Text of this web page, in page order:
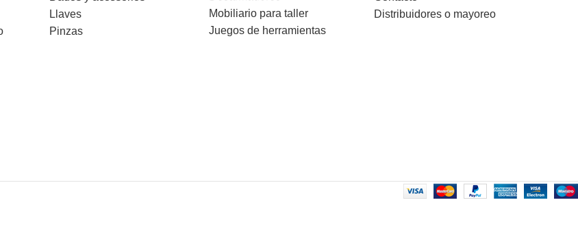
Llaves
Pinzas
Mobiliario para taller
Juegos de herramientas
Distribuidores o mayoreo